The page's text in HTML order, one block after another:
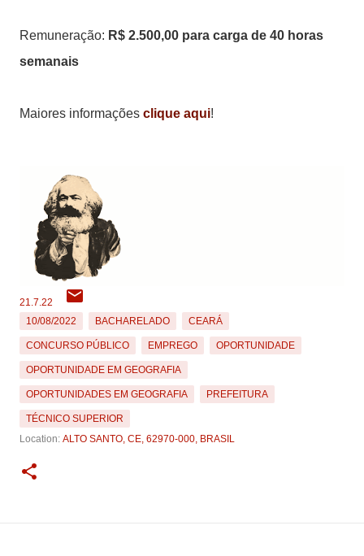
Remuneração: R$ 2.500,00 para carga de 40 horas
semanais
Maiores informações clique aqui!
21.7.22
10/08/2022
BACHARELADO CEARÁ
CONCURSO PÚBLICO EMPREGO OPORTUNIDADE
OPORTUNIDADE EM GEOGRAFIA
OPORTUNIDADES EM GEOGRAFIA PREFEITURA
TÉCNICO SUPERIOR
Location: ALTO SANTO, CE, 62970-000, BRASIL